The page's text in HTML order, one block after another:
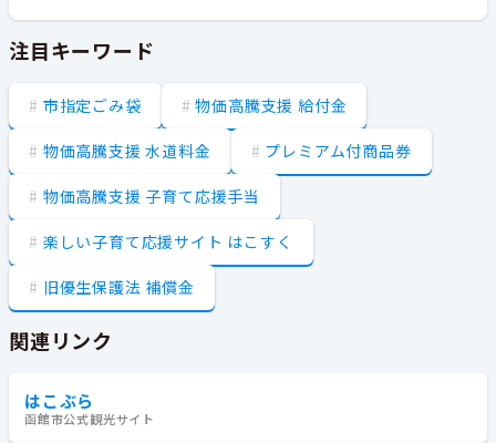
注目キーワード
市指定ごみ袋 物価高騰支援 給付金
物価高騰支援 水道料金 プレミアム付商品券
物価高騰支援 子育て応援手当
楽しい子育て応援サイト はこすく
旧優生保護法 補償金
関連リンク
はこぶら
函館市公式観光サイト